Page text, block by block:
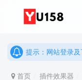
说明：有任何问
说明：有任何问
提示：网站登录
首页 插件效果器